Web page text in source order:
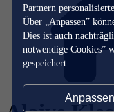
Partnern
Über „Anpassen”
Dies ist auch
notwendige Cookies”
gespeichert.
Anpassen